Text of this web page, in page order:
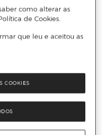
com Saco Miele 12562270
como alterar as
de Cookies.
que leu e aceitou as
COOKIES